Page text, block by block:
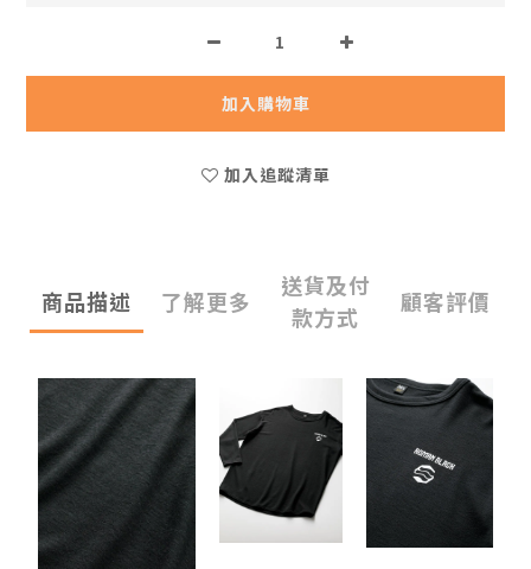
加入購物車
加入追蹤清單
商品描述 了解更多
送貨及付
款方式
顧客評價